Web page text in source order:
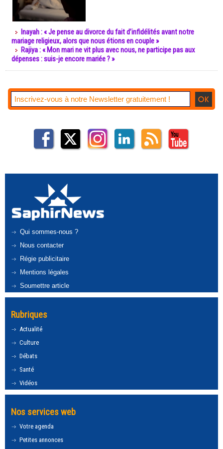
Inayah : « Je pense au divorce du fait d’infidélités avant notre
mariage religieux, alors que nous étions en couple »
Rajiya : « Mon mari ne vit plus avec nous, ne participe pas aux
dépenses : suis-je encore mariée ? »
Qui sommes-nous ?
Nous contacter
Régie publicitaire
Mentions légales
Soumettre article
Rubriques
Actualité
Culture
Débats
Santé
Vidéos
Nos services web
Votre agenda
Petites annonces